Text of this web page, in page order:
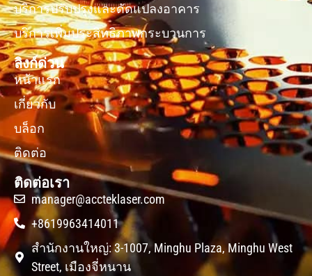
บริการปรับปรุงและดัดแปลงอาคาร
บริการเพิ่มประสิทธิภาพกระบวนการ
ลิงก์ด่วน
หน้าแรก
เกี่ยวกับ
บล็อก
ติดต่อ
ติดต่อเรา
manager@accteklaser.com
+8619963414011
สำนักงานใหญ่: 3-1007, Minghu Plaza, Minghu West
Street, เมืองจี่หนาน